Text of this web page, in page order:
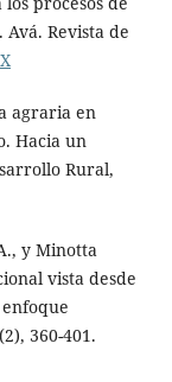
Revista de
agraria en
Hacia un
Rural,
y Minotta
vista desde
360-401.